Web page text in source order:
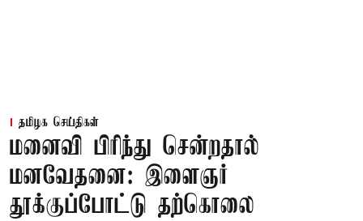
தமிழக செய்திகள்
மனைவி பிரிந்து சென்றதால்
மனவேதனை: இளைஞர்
தூக்குப்போட்டு தற்கொலை